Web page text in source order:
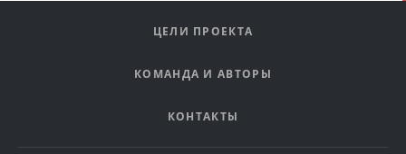
ЦЕЛИ ПРОЕКТА
КОМАНДА И АВТОРЫ
КОНТАКТЫ